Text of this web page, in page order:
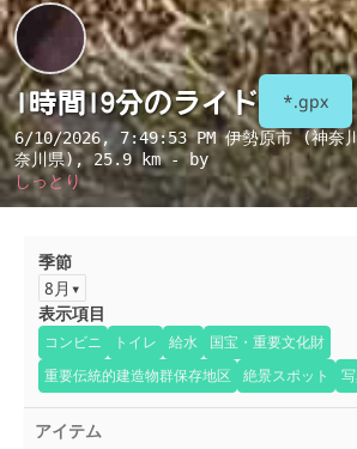
1時間19分のライド *.gpx
6/10/2026, 7:49:53 PM伊勢原市 (神奈
奈川県), 25.9 km - by
しっとり
季節
8月
表示項目
コンビニ トイレ 給水
国宝・重要文化財
重要伝統的建造物群保存地区
絶景スポット
アイテム